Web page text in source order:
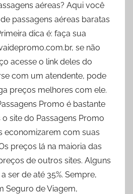
aéreas? Aqui você
passagens aéreas baratas
dica é: faça sua
se não
acesse o link deles do
com um atendente, pode
preços melhores com ele.
Promo é bastante
site do Passagens Promo
economizarem com suas
preços lá na maioria das
de outros sites. Alguns
ser de até 35%. Sempre,
Seguro de Viagem,